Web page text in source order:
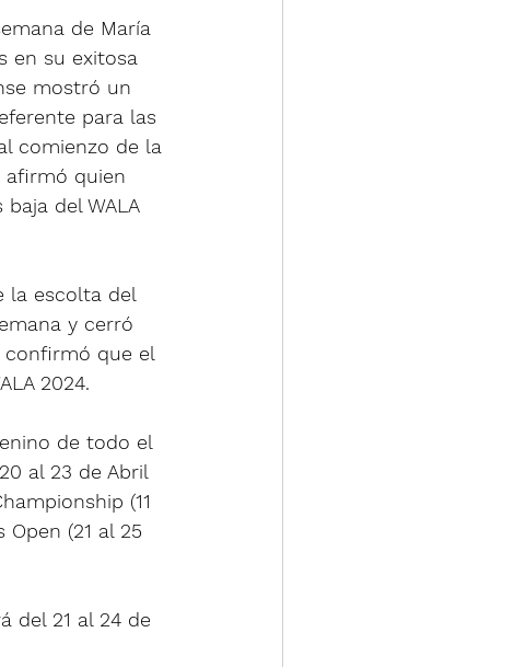
de María
en su exitosa
mostró un
para las
comienzo de la
afirmó quien
del WALA
la escolta del
y cerró
confirmó que el
2024.
de todo el
al 23 de Abril
(11
Open (21 al 25
del 21 al 24 de